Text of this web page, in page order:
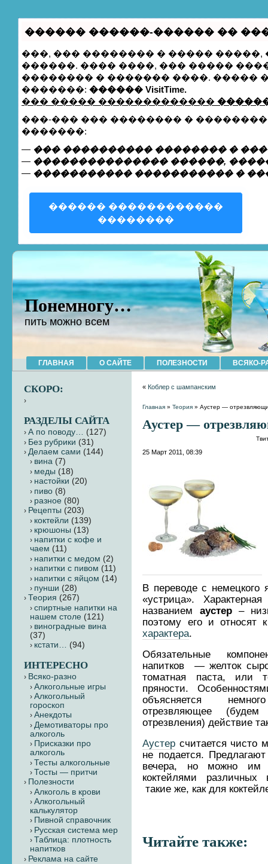
������ ������-������ ��
���, ��� �������� � �����
������. ���� ����, ��� �����
�������� � ������� ����. �����
�������: ������ VisitTime.
��� ����� �������������
���-��� ��� �������� �
�������:
— ��� ���������� �������� �
— ��������������� ������,
— ����������� ����������� �
������ ������������
��������
Понемногу…
пить можно всем
ГЛАВНАЯ О САЙТЕ ПОЛЕЗНОСТИ ВСЯКО-
« Коблер с шампанским
Главная »Теория » Аустер —
Аустер —
25 Март 2011, 08:39
В переводе с немецкого
«устрица».
названием аустер–
поэтому его и относят
характера.
Обязательные
напитков — желток
томатная паста, или
пряности.
объясняется
отрезвляющее
отрезвления) действие
Аустер считается чисто
не подается.
вечера, но можно им
коктейлями
такие же, как для
Читайте также:
СКОРО:
РАЗДЕЛЫ САЙТА
А по поводу… (127)
Без рубрики (31)
Делаем сами (144)
вина (7)
меды (18)
настойки (20)
пиво (8)
разное (80)
Рецепты (203)
коктейли (139)
крюшоны (13)
напитки с кофе и
чаем (11)
напитки с медом (2)
напитки с пивом (11)
напитки с яйцом (14)
пунши (28)
Теория (267)
cпиртные напитки на
нашем столе (121)
виноградные вина
(37)
кстати… (94)
ИНТЕРЕСНО
Всяко-разно
Алкогольные игры
Алкогольный
гороскоп
Анекдоты
Демотиваторы про
алкоголь
Присказки про
алкоголь
Тесты алкогольные
Тосты — притчи
Полезности
Алкоголь в крови
Алкогольный
калькулятор
Пивной справочник
Русская система мер
Таблица: плотность
напитков
Реклама на сайте